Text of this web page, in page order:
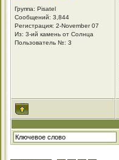
Группа: Pisatel
Сообщений: 3,844
Регистрация: 2-November 07
Из: 3-ий камень от Солнца
Пользователь №: 3